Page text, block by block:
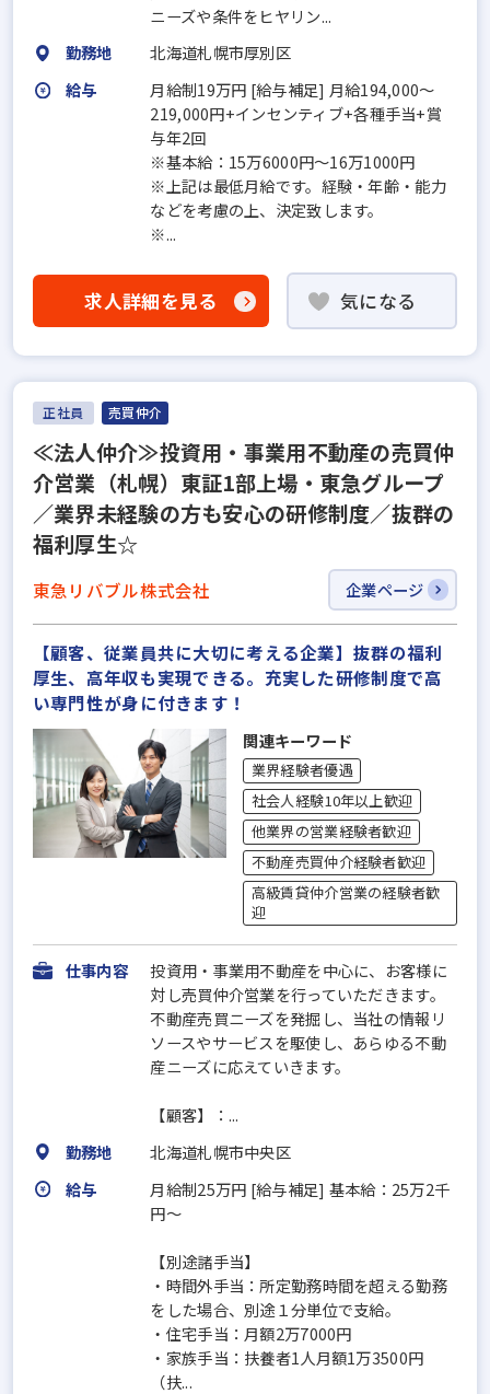
ニーズや条件をヒヤリン...
勤務地
北海道札幌市厚別区
給与
月給制19万円 [給与補足] 月給194,000～
219,000円+インセンティブ+各種手当+賞
与年2回
※基本給：15万6000円～16万1000円
※上記は最低月給です。経験・年齢・能力
などを考慮の上、決定致します。
※...
求人詳細を見る 気になる
正社員 売買仲介
≪法人仲介≫投資用・事業用不動産の売買仲
介営業（札幌）東証1部上場・東急グループ
／業界未経験の方も安心の研修制度／抜群の
福利厚生☆
東急リバブル株式会社 企業ページ
【顧客、従業員共に大切に考える企業】抜群の福利
厚生、高年収も実現できる。充実した研修制度で高
い専門性が身に付きます！
関連キーワード
業界経験者優遇
社会人経験10年以上歓迎
他業界の営業経験者歓迎
不動産売買仲介経験者歓迎
高級賃貸仲介営業の経験者歓
迎
仕事内容
投資用・事業用不動産を中心に、お客様に
対し売買仲介営業を行っていただきます。
不動産売買ニーズを発掘し、当社の情報リ
ソースやサービスを駆使し、あらゆる不動
産ニーズに応えていきます。
【顧客】：...
勤務地
北海道札幌市中央区
給与
月給制25万円 [給与補足] 基本給：25万2千
円～
【別途諸手当】
・時間外手当：所定勤務時間を超える勤務
をした場合、別途１分単位で支給。
・住宅手当：月額2万7000円
・家族手当：扶養者1人月額1万3500円
（扶...